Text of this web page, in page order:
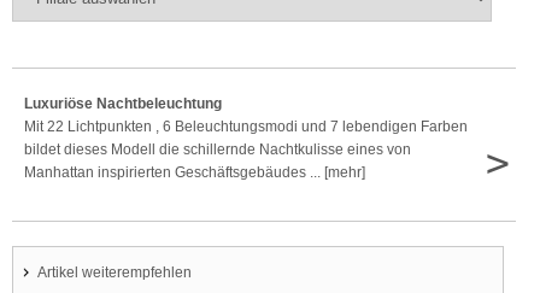
Luxuriöse Nachtbeleuchtung
Mit 22 Lichtpunkten , 6 Beleuchtungsmodi und 7 lebendigen Farben
bildet dieses Modell die schillernde Nachtkulisse eines von
Manhattan inspirierten Geschäftsgebäudes ... [mehr]
>
Artikel weiterempfehlen